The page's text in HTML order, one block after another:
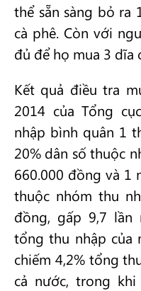
thể sẵn sàng bỏ ra
cà phê. Còn với
đủ để họ mua 3 dĩa
Kết quả điều tra
2014 của Tổng
nhập bình quân 1
20% dân số thuộc
660.000 đồng và 1
thuộc nhóm thu
đồng, gấp 9,7 lần
tổng thu nhập của
chiếm 4,2% tổng
cả nước, trong